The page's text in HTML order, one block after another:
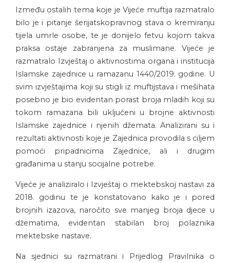
Između ostalih tema koje je Vijeće muftija razmatralo
bilo je i pitanje šerijatskopravnog stava o kremiranju
tijela umrle osobe, te je donijelo fetvu kojom takva
praksa ostaje zabranjena za muslimane. Vijeće je
razmatralo Izvještaj o aktivnostima organa i institucija
Islamske zajednice u ramazanu 1440/2019. godine. U
svim izvještajima koji su stigli iz muftijstava i mešihata
posebno je bio evidentan porast broja mladih koji su
tokom ramazana bili uključeni u brojne aktivnosti
Islamske zajednice i njenih džemata. Analizirani su i
rezultati aktivnosti koje je Zajednica provodila s ciljem
pomoći pripadnicima Zajednice, ali i drugim
građanima u stanju socijalne potrebe.
Vijeće je analiziralo i Izvještaj o mektebskoj nastavi za
2018. godinu te je konstatovano kako je i pored
brojnih izazova, naročito sve manjeg broja djece u
džematima, evidentan stabilan broj polaznika
mektebske nastave.
Na sjednici su razmatrani i Prijedlog Pravilnika o